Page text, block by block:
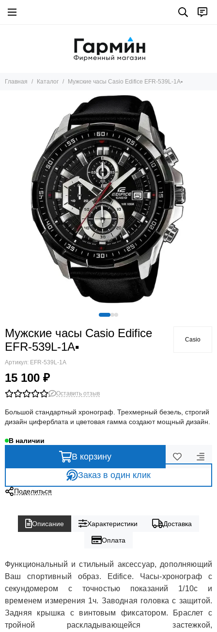
Главная Каталог Мужские часы Casio Edifice EFR-539L-1A▪
Мужские часы Casio Edifice
EFR-539L-1A▪
Артикул: EFR-539L-1A
15 100 ₽
Casio
Оставить отзыв
Большой стандартный хронограф. Трехмерный безель, строгий
дизайн циферблата и цветовая гамма создают мощный дизайн.
В наличии
В корзину
Заказ в один клик
Поделиться
Описание Характеристики Доставка
Оплата
Функциональный и стильный аксессуар, дополняющий
Ваш спортивный образ. Edifice. Часы-хронограф с
секундомером с точностью показаний 1/10с и
временем измерения 1ч. Заводная головка с защитой.
Задняя крышка с винтовым фиксатором. Браслет с
тройной раскладывающейся застежкой,